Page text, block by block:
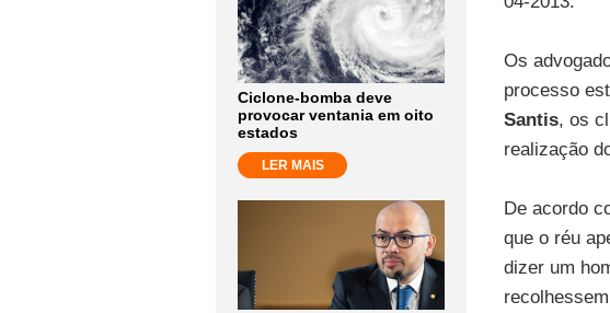
Ciclone-bomba deve
provocar ventania em oito
estados
LER MAIS
Os
processo
Santis, os
realização
De acordo
que o réu
dizer um